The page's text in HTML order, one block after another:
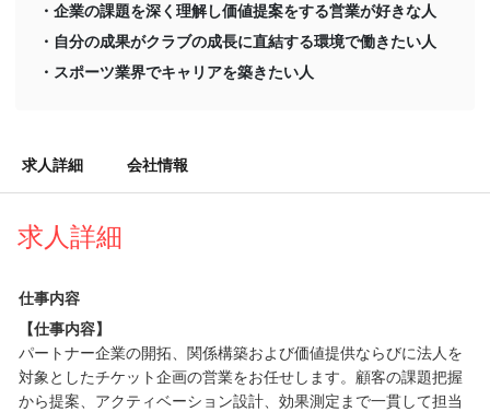
・企業の課題を深く理解し価値提案をする営業が好きな人
・自分の成果がクラブの成長に直結する環境で働きたい人
・スポーツ業界でキャリアを築きたい人
求人詳細 会社情報
求人詳細
仕事内容
【仕事内容】
パートナー企業の開拓、関係構築および価値提供ならびに法人を
対象としたチケット企画の営業をお任せします。顧客の課題把握
から提案、アクティベーション設計、効果測定まで一貫して担当